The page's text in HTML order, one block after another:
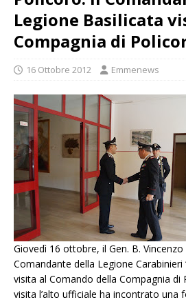
Legione Basilicata
Compagnia di
16 Ottobre 2012 Emmenews
Giovedì 16 ottobre, il Gen. B. Vincenzo
Comandante della Legione Carabinieri
visita al Comando della Compagnia di
visita l’alto ufficiale ha incontrato una